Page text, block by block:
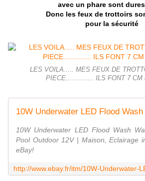
avec un phare sont
Donc les feux de trottoirs
pour la sécurité
LES VOILA..... MES FEUX DE
PIECE.............. ILS FONT 7 CM
10W Underwater LED Flood Wash
Pool Outdoor 12V | Maison, Eclairage
eBay!